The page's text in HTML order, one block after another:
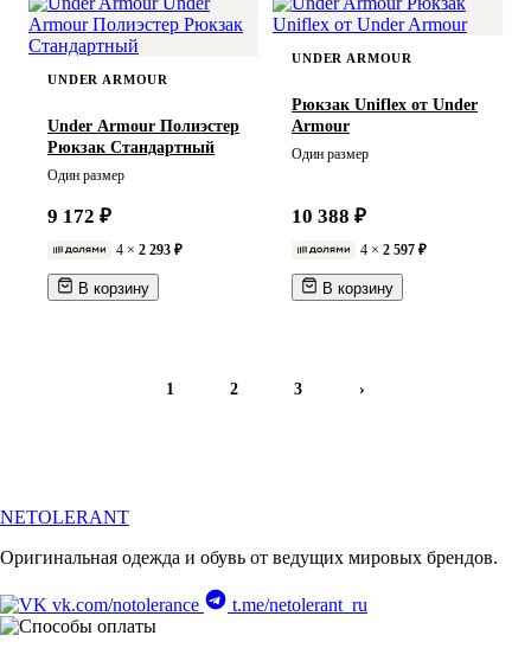
UNDER ARMOUR
Under Armour Полиэстер
Рюкзак Стандартный
Один размер
9 172 ₽
4 × 2 293 ₽
В корзину
UNDER ARMOUR
Рюкзак Uniflex от Under
Armour
Один размер
10 388 ₽
4 × 2 597 ₽
В корзину
1 2 3 ›
NETOLERANT
Оригинальная одежда и обувь от ведущих мировых брендов.
vk.com/notolerance t.me/netolerant_ru